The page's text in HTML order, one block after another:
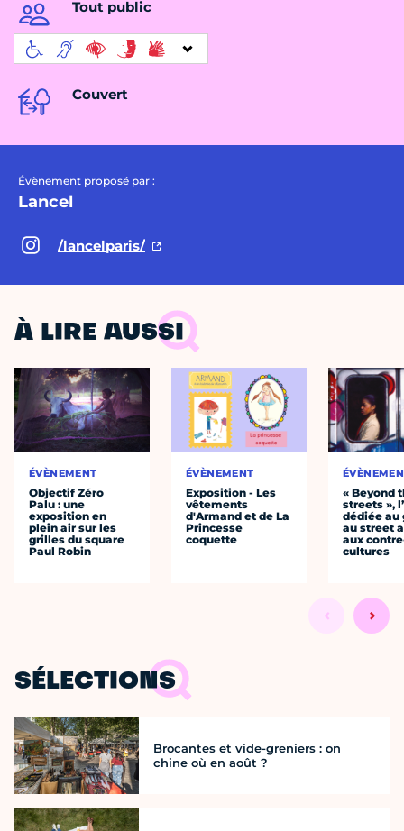
Tout public
Couvert
Évènement proposé par :
Lancel
/lancelparis/
À LIRE AUSSI
ÉVÈNEMENT
Objectif Zéro
Palu : une
exposition en
plein air sur les
grilles du square
Paul Robin
ÉVÈNEMENT
Exposition - Les
vêtements
d'Armand et de La
Princesse
coquette
« Beyond
streets »,
dédiée au
au street
aux
cultures
SÉLECTIONS
Brocantes et vide-greniers : on
chine où en août ?